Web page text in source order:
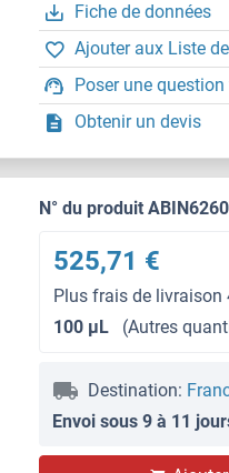
Fiche de données
Ajouter aux Liste
Poser une
Obtenir un devis
N° du produit
525,71 €
Plus frais de livraison
100 μL
(Autres
Destination:
Envoi sous 9 à 11